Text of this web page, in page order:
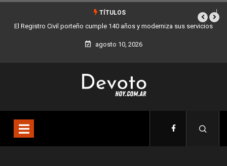
TÍTULOS
sus servicios Buenos Aires sumó 12 nuevos Bares Notables y ya son
la Ciudad
agosto 10, 2026